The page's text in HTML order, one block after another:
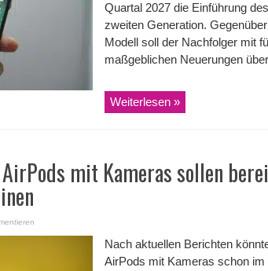
Quartal 2027 die Einführung
zweiten Generation.
Modell soll der Nachfolger mit
maßgeblichen Neuerungen
Weiterlesen »
mit Kameras sollen
Nach aktuellen Berichten
AirPods mit Kameras schon